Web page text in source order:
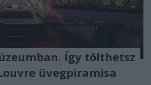
Így tölthetsz
üvegpiramisa